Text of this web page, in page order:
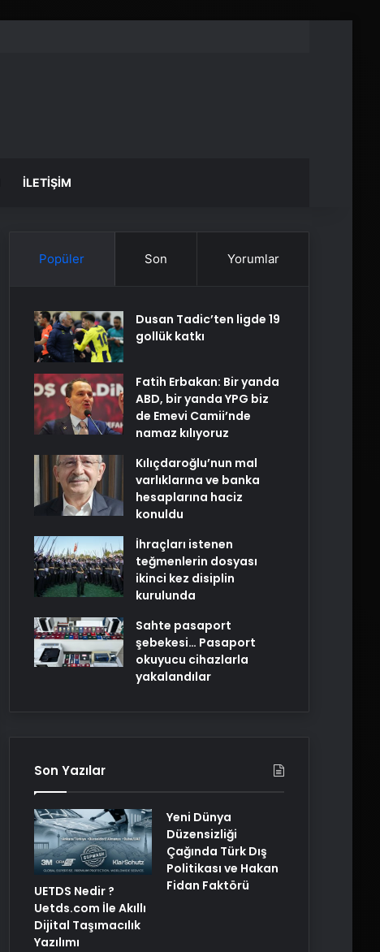
İLETIŞIM
Popüler Son Yorumlar
Dusan Tadic’ten ligde 19
gollük katkı
Fatih Erbakan: Bir yanda
ABD, bir yanda YPG biz
de Emevi Camii’nde
namaz kılıyoruz
Kılıçdaroğlu’nun mal
varlıklarına ve banka
hesaplarına haciz
konuldu
İhraçları istenen
teğmenlerin dosyası
ikinci kez disiplin
kurulunda
Sahte pasaport
şebekesi… Pasaport
okuyucu cihazlarla
yakalandılar
Son Yazılar
UETDS Nedir ?
Uetds.com İle Akıllı
Dijital Taşımacılık
Yazılımı
Yeni Dünya
Düzensizliği
Çağında Türk Dış
Politikası ve Hakan
Fidan Faktörü